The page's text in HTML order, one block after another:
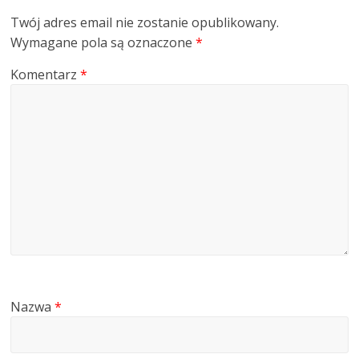
Twój adres email nie zostanie opublikowany.
Wymagane pola są oznaczone*
Komentarz*
Nazwa*